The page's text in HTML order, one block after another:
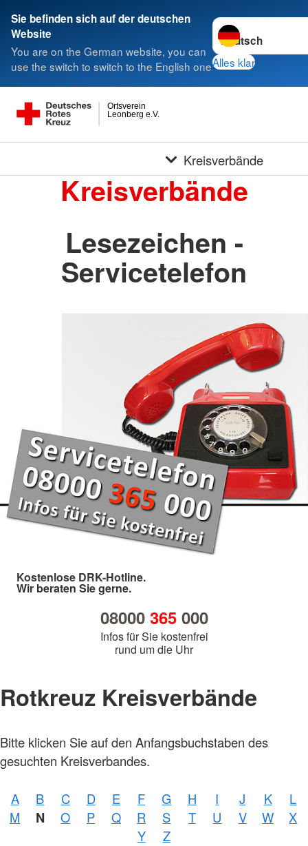
Sie befinden sich auf der deutschen
Website
You are on the German website, you can
use the switch to switch to the English one
Sprache wechseln
Alles klar
Leonberg e.V.
Ortsverein
Kreisverbände
Kreisverbände
Lesezeichen -
Servicetelefon
Kostenlose DRK-Hotline.
Wir beraten Sie gerne.
08000 365000
Infos für Sie kostenfrei
rund um die Uhr
Rotkreuz Kreisverbände
Bitte klicken Sie auf den Anfangsbuchstaben des
gesuchten Kreisverbandes.
A B C D E F G H I J K
L
M
N O P Q R S T U V W
X
Y
Z